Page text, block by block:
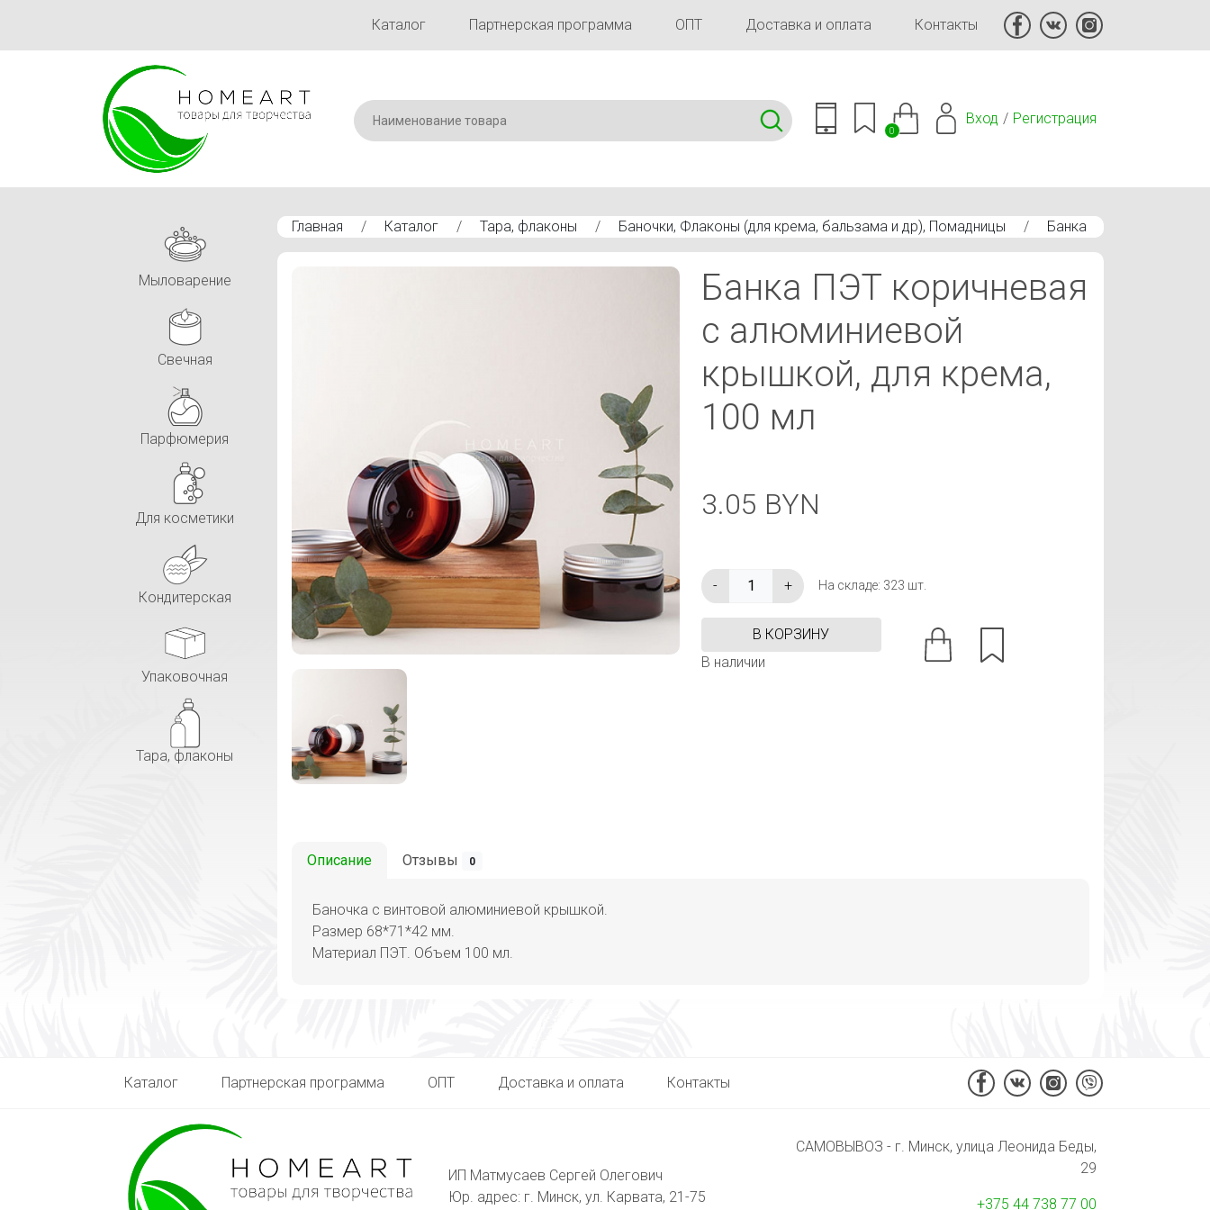
Каталог Партнерская программа ОПТ Доставка и оплата Контакты
0
Вход Регистрация
Главная / Каталог / Тара, флаконы / Баночки, Флаконы (для крема, бальзама и др), Помадницы /
Банка
ПЭТ коричневая с алюминиевой крышкой, для крема, 100 мл
Банка ПЭТ коричневая
с алюминиевой
крышкой, для крема,
100 мл
3.05 BYN
На складе: 323 шт.
В КОРЗИНУ
В наличии
Описание Отзывы 0
Баночка с винтовой алюминиевой крышкой.
Размер 68*71*42 мм.
Материал ПЭТ. Объем 100 мл.
Мыловарение
Свечная
Парфюмерия
Для косметики
Кондитерская
Упаковочная
Тара, флаконы
Каталог Партнерская программа ОПТ Доставка и оплата Контакты
ИП Матмусаев Сергей Олегович
Юр. адрес: г. Минск, ул. Карвата, 21-75
САМОВЫВОЗ - г. Минск, улица Леонида Беды,
29
+375 44 738 77 00